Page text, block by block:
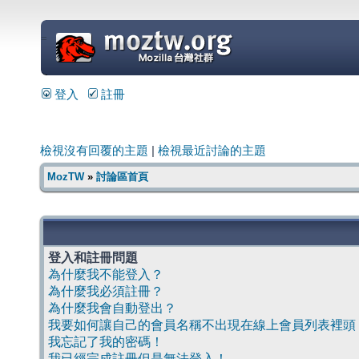
=
登入 註冊
檢視沒有回覆的主題 檢視最近討論的主題
MozTW» 討論區首頁
登入和註冊問題
為什麼我不能登入？
為什麼我必須註冊？
為什麼我會自動登出？
我要如何讓自己的會員名稱不出現在線上會員列表裡頭
我忘記了我的密碼！